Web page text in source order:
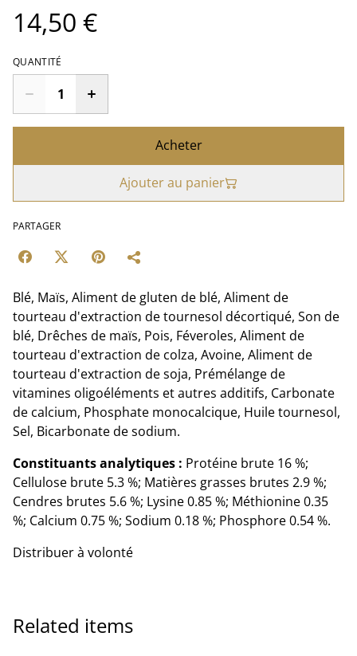
14,50 €
QUANTITÉ
Acheter
Ajouter au panier
PARTAGER
Blé, Maïs, Aliment de gluten de blé, Aliment de
tourteau d'extraction de tournesol décortiqué, Son de
blé, Drêches de maïs, Pois, Féveroles, Aliment de
tourteau d'extraction de colza, Avoine, Aliment de
tourteau d'extraction de soja, Prémélange de
vitamines oligoéléments et autres additifs, Carbonate
de calcium, Phosphate monocalcique, Huile tournesol,
Sel, Bicarbonate de sodium.
Constituants analytiques : Protéine brute 16 %;
Cellulose brute 5.3 %; Matières grasses brutes 2.9 %;
Cendres brutes 5.6 %; Lysine 0.85 %; Méthionine 0.35
%; Calcium 0.75 %; Sodium 0.18 %; Phosphore 0.54 %.
Distribuer à volonté
Related items